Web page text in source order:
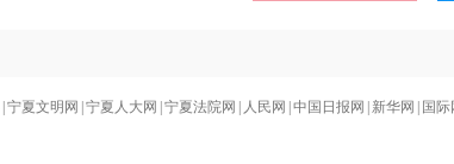
宁夏文明网 宁夏人大网 宁夏法院网 人民网 中国日报网 新华网 国际